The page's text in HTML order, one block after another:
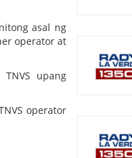
asal ng
operator at
upang
operator